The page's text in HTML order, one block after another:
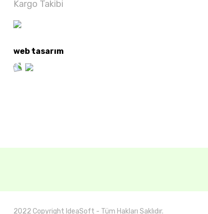
Kargo Takibi
web tasarım
2022 Copyright IdeaSoft - Tüm Hakları Saklıdır.